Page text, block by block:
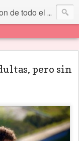
el mundo... Y más.
pero sin